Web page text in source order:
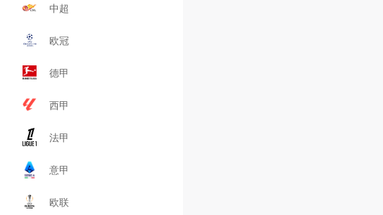
中超
欧冠
德甲
西甲
法甲
意甲
欧联